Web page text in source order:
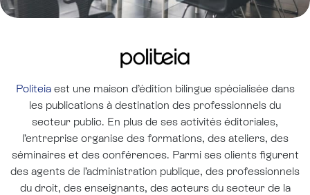
Politeiaest une maison d’édition bilingue spécialisée dans
les publications à destination des professionnels du
secteur public. En plus de ses activités éditoriales,
l’entreprise organise des formations, des ateliers, des
séminaires et des conférences. Parmi ses clients figurent
des agents de l’administration publique, des professionnels
du droit, des enseignants, des acteurs du secteur de la